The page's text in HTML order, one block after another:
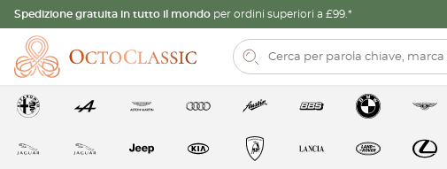
Spedizione gratuita in tutto il mondo per ordini superiori a £99.*